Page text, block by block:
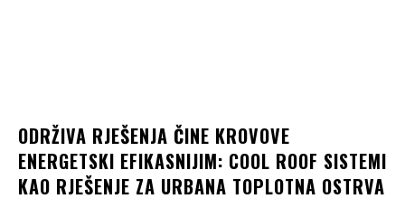
ODRŽIVA RJEŠENJA ČINE KROVOVE
ENERGETSKI EFIKASNIJIM: COOL ROOF SISTEMI
KAO RJEŠENJE ZA URBANA TOPLOTNA OSTRVA